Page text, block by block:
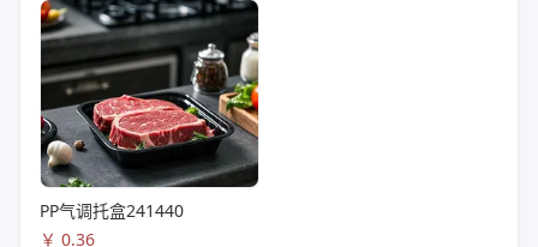
PP气调托盒241440
￥ 0.36